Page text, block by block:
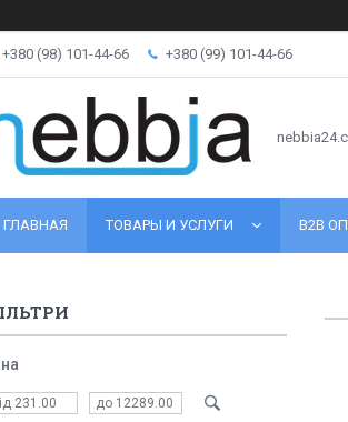
+380 (98) 101-44-66 +380 (99) 101-44-66
ГЛАВНАЯ ТОВАРЫ И УСЛУГИ B2B